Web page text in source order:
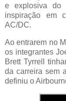
e explosiva do
inspiração em
AC/DC.
Ao entrarem no
os integrantes
Brett Tyrrell
da carreira sem
definiu o